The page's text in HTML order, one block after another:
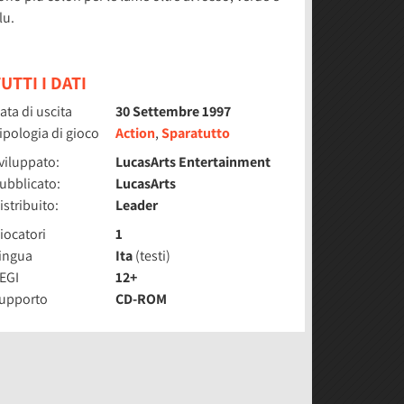
I DATI
di uscita
30 Settembre 1997
di gioco
Action,Sparatutto
LucasArts Entertainment
LucasArts
Leader
1
Ita(testi)
12+
CD-ROM